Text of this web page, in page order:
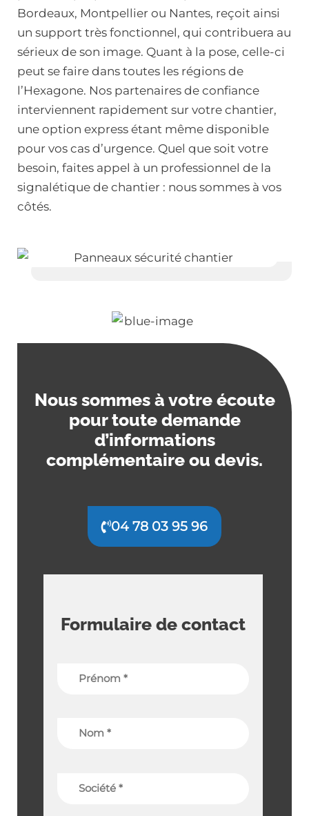
Bordeaux, Montpellier ou Nantes, reçoit ainsi
un support très fonctionnel, qui contribuera au
sérieux de son image. Quant à la pose, celle-ci
peut se faire dans toutes les régions de
l’Hexagone. Nos partenaires de confiance
interviennent rapidement sur votre chantier,
une option express étant même disponible
pour vos cas d’urgence. Quel que soit votre
besoin, faites appel à un professionnel de la
signalétique de chantier : nous sommes à vos
côtés.
Nous sommes à votre écoute
pour toute demande
d’informations
complémentaire ou devis.
04 78 03 95 96
Formulaire de contact